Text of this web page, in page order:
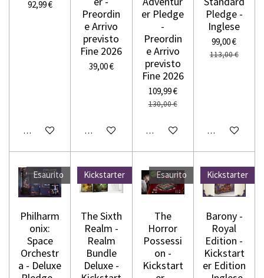
92,99 €
Avvisami quando disponibile
Preordin
e Arrivo
previsto
Fine 2026
39,00 €
Aggiungi al carrello
er Pledge
-
Preordin
e Arrivo
previsto
Fine 2026
109,99 €
130,00 €
Aggiungi al carrello
Pledge -
Inglese
99,00 €
113,00 €
Avvisami
Esaurito
Philharm
onix:
Space
Orchestr
a - Deluxe
Kickstarter
The Sixth
Realm -
Realm
Bundle
Deluxe -
Esaurito
The
Horror
Possessi
on -
Kickstart
Kickstarter
Barony -
Royal
Edition -
Kickstart
er Edition